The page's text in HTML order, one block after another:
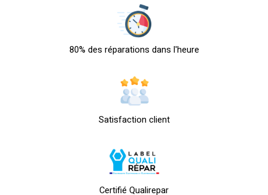
80% des réparations dans l'heure
Satisfaction client
Certifié Qualirepar